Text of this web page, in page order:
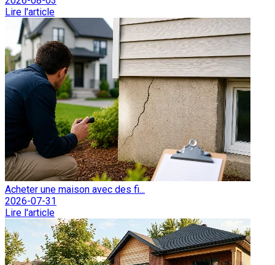
Lire l'article
Acheter une maison avec des fi...
2026-07-31
Lire l'article